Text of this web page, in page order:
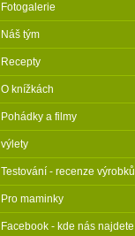
Fotogalerie
Náš tým
Recepty
O knížkách
Pohádky a filmy
výlety
Testování - recenze výrobků
Pro maminky
Facebook - kde nás najdete